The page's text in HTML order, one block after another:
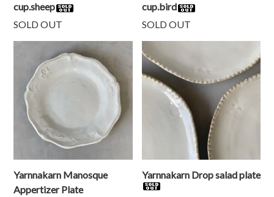
cup.sheep
SOLD OUT
cup.bird
SOLD OUT
Yarnnakarn Manosque
Appertizer Plate
Yarnnakarn Drop salad plate